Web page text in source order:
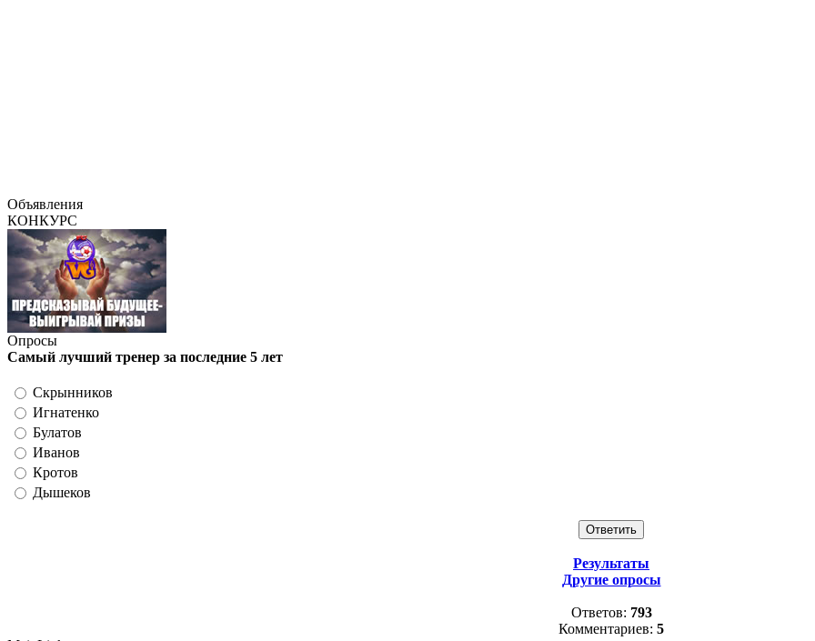
Объявления
КОНКУРС
Опросы
Самый лучший тренер за последние 5 лет
Скрынников
Игнатенко
Булатов
Иванов
Кротов
Дышеков
Результаты
Другие опросы
Ответов: 793
Комментариев: 5